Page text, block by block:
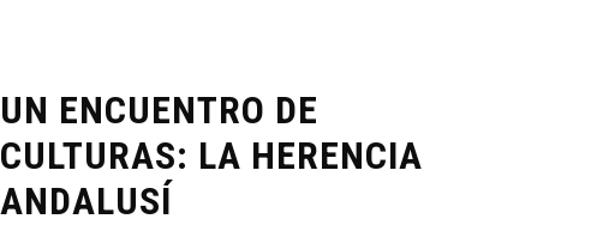
UN ENCUENTRO DE
CULTURAS: LA HERENCIA
ANDALUSÍ